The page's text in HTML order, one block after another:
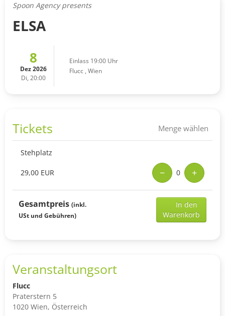
Spoon Agency presents
ELSA
8
Dez 2026
Di, 20:00
Einlass 19:00 Uhr
Flucc , Wien
Tickets Menge wählen
Stehplatz
29,00 EUR − 0 +
Gesamtpreis (inkl.
USt und Gebühren)
In den
Warenkorb
Add
Veranstaltungsort
Flucc
Praterstern 5
1020 Wien, Österreich